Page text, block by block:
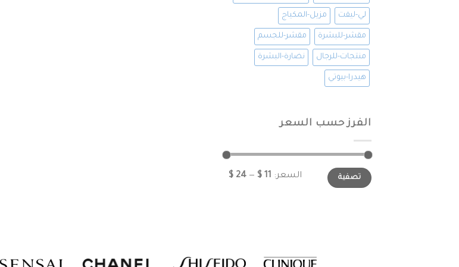
لي-ليفت مزيل-المكياج
مقشر-للبشرة مقشر-للجسم
منتجات-للرجال نضارة-البشرة
هيدرا-بيوتي
الفرز حسب السعر
تصفية السعر: 11 $
—
24 $